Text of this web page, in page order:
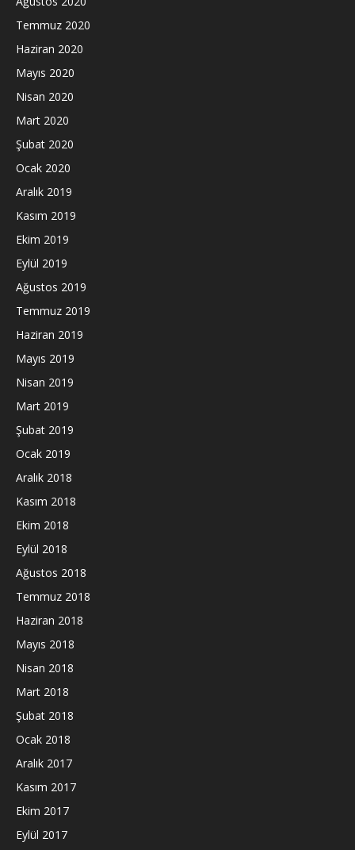
Temmuz 2020
Haziran 2020
Mayıs 2020
Nisan 2020
Mart 2020
Şubat 2020
Ocak 2020
Aralık 2019
Kasım 2019
Ekim 2019
Eylül 2019
Ağustos 2019
Temmuz 2019
Haziran 2019
Mayıs 2019
Nisan 2019
Mart 2019
Şubat 2019
Ocak 2019
Aralık 2018
Kasım 2018
Ekim 2018
Eylül 2018
Ağustos 2018
Temmuz 2018
Haziran 2018
Mayıs 2018
Nisan 2018
Mart 2018
Şubat 2018
Ocak 2018
Aralık 2017
Kasım 2017
Ekim 2017
Eylül 2017